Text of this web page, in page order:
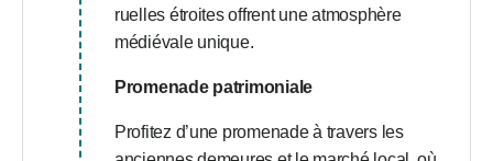
ruelles étroites offrent une atmosphère
médiévale unique.
Promenade patrimoniale
Profitez d’une promenade à travers les